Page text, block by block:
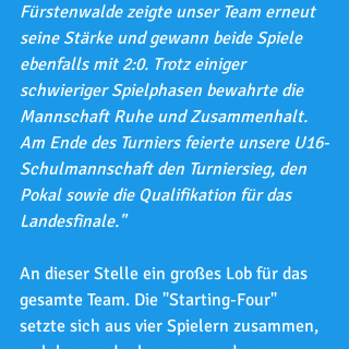
Fürstenwalde zeigte unser Team erneut
seine Stärke und gewann beide Spiele
ebenfalls mit 2:0. Trotz einiger
schwieriger Spielphasen bewahrte die
Mannschaft Ruhe und Zusammenhalt.
Am Ende des Turniers feierte unsere U16-
Schulmannschaft den Turniersieg, den
Pokal sowie die Qualifikation für das
Landesfinale."
An dieser Stelle ein großes Lob für das
gesamte Team. Die "Starting-Four"
setzte sich aus vier Spielern zusammen,